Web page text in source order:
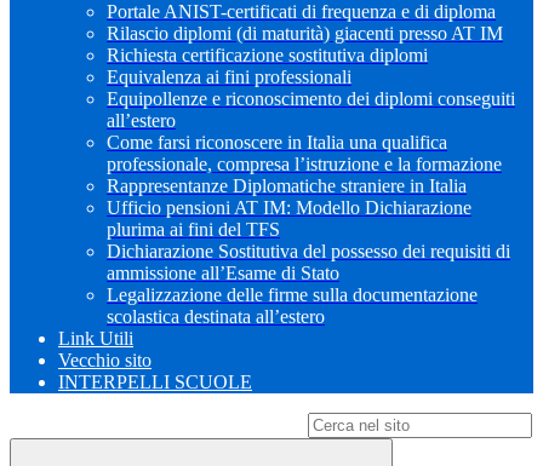
Portale ANIST-certificati di frequenza e di diploma
Rilascio diplomi (di maturità) giacenti presso AT IM
Richiesta certificazione sostitutiva diplomi
Equivalenza ai fini professionali
Equipollenze e riconoscimento dei diplomi conseguiti
all’estero
Come farsi riconoscere in Italia una qualifica
professionale, compresa l’istruzione e la formazione
Rappresentanze Diplomatiche straniere in Italia
Ufficio pensioni AT IM: Modello Dichiarazione
plurima ai fini del TFS
Dichiarazione Sostitutiva del possesso dei requisiti di
ammissione all’Esame di Stato
Legalizzazione delle firme sulla documentazione
scolastica destinata all’estero
Link Utili
Vecchio sito
INTERPELLI SCUOLE